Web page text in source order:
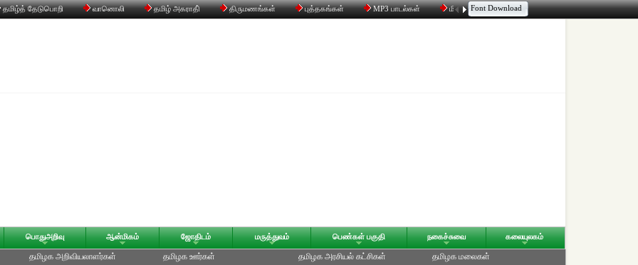
தமிழ்த் தேடுபொறி வானொலி தமிழ் அகராதி் திருமணங்கள் புத்தகங்கள் MP3 பாடல்கள் மின்னஞ்சல் திரட்டி உரையாடல்
Font Download
பொதுஅறிவு ஆன்மிகம் ஜோதிடம் மருத்துவம் பெண்கள் பகுதி நகைச்சுவை கலையுலகம்
தமிழக அறிவியலாளர்கள்‎
தமிழக ஊர்கள்
தமிழக அரசியல் கட்சிகள்
தமிழக மலைகள்